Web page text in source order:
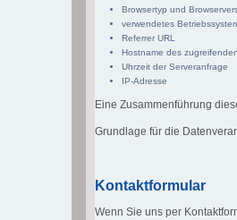
Browsertyp und
verwendetes
Referrer URL
Hostname des
Uhrzeit der Serveranfrage
IP-Adresse
Eine Zusammenführung
Grundlage für die
Kontaktformular
Wenn Sie uns per